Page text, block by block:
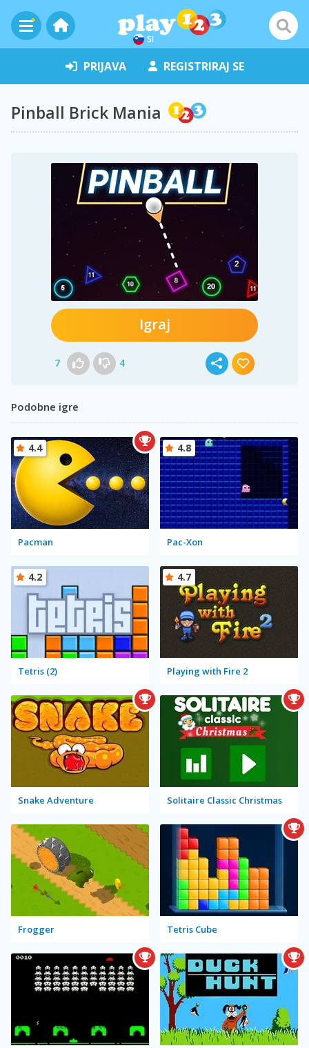
SI
PRIJAVA REGISTRIRAJ SE
Pinball Brick Mania
Igraj
7 4
Podobne igre
Pacman
4.4
Pac-Xon
4.8
Tetris (2)
4.2
Playing with Fire 2
4.7
Snake Adventure Solitaire Classic Christmas
Frogger Tetris Cube